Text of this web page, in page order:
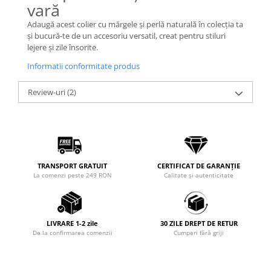
vară
Adaugă acest colier cu mărgele și perlă naturală în colecția ta
și bucură-te de un accesoriu versatil, creat pentru stiluri
lejere și zile însorite.
Informatii conformitate produs
Review-uri(2)
TRANSPORT GRATUIT
La comenzi peste 249 RON
CERTIFICAT DE GARANȚIE
Calitate și autenticitate
LIVRARE 1-2 zile
De la confirmarea comenzii
30 ZILE DREPT DE RETUR
Cumperi fără griji